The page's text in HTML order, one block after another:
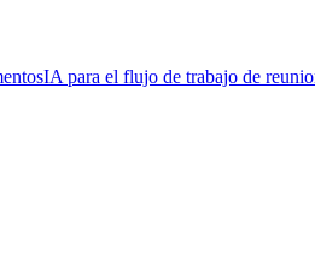
IA para el flujo de trabajo de